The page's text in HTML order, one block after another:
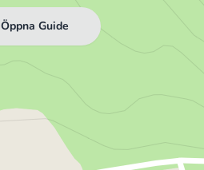
Öppna Guide